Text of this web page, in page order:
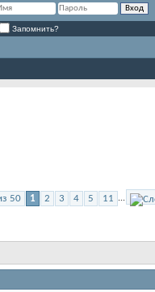
Запомнить?
50 1 2 3 4 5 11 ...